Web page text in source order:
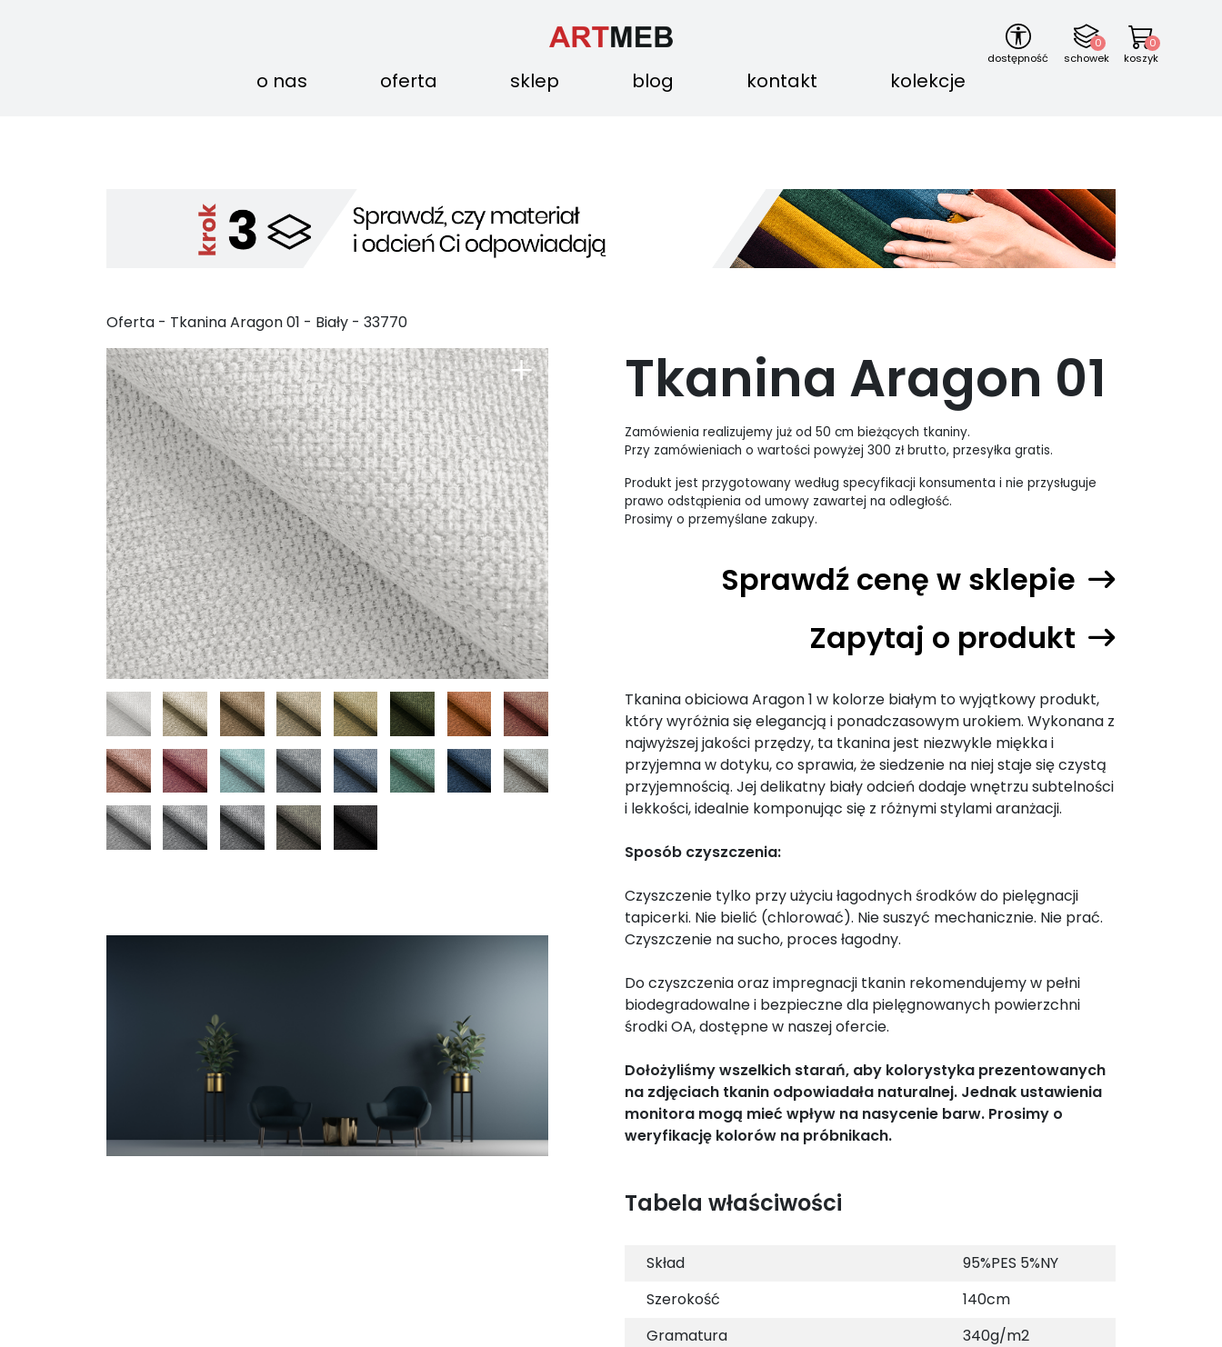
dostępność
0
schowek
0
koszyk
o nas oferta sklep blog kontakt kolekcje
Oferta - Tkanina Aragon01 - Biały - 33770
+ Tkanina Aragon 01
Zamówienia realizujemy już od 50 cm bieżących tkaniny.
Przy zamówieniach o wartości powyżej 300 zł brutto, przesyłka gratis.
Produkt jest przygotowany według specyfikacji konsumenta i nie przysługuje
prawo odstąpienia od umowy zawartej na odległość.
Prosimy o przemyślane zakupy.
Sprawdź cenę w sklepie
Zapytaj o produkt
Tkanina obiciowa Aragon 1 w kolorze białym to wyjątkowy produkt,
który wyróżnia się elegancją i ponadczasowym urokiem. Wykonana z
najwyższej jakości przędzy, ta tkanina jest niezwykle miękka i
przyjemna w dotyku, co sprawia, że siedzenie na niej staje się czystą
przyjemnością. Jej delikatny biały odcień dodaje wnętrzu subtelności
i lekkości, idealnie komponując się z różnymi stylami aranżacji.
Sposób czyszczenia:
Czyszczenie tylko przy użyciu łagodnych środków do pielęgnacji
tapicerki. Nie bielić (chlorować). Nie suszyć mechanicznie. Nie prać.
Czyszczenie na sucho, proces łagodny.
Do czyszczenia oraz impregnacji tkanin rekomendujemy w pełni
biodegradowalne i bezpieczne dla pielęgnowanych powierzchni
środki OA, dostępne w naszej ofercie.
Dołożyliśmy wszelkich starań, aby kolorystyka prezentowanych
na zdjęciach tkanin odpowiadała naturalnej. Jednak ustawienia
monitora mogą mieć wpływ na nasycenie barw. Prosimy o
weryfikację kolorów na próbnikach.
Tabela właściwości
Skład
95%PES 5%NY
Szerokość
140cm
Gramatura
340g/m2